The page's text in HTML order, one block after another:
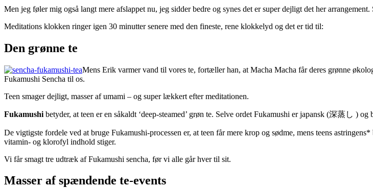
Men jeg føler mig også langt mere afslappet nu, jeg sidder bedre og synes det er super dejligt det her
Meditations klokken ringer igen 30 minutter senere med den fineste, rene klokkelyd og det er tid til:
Den grønne te
Mens Erik varmer vand til vores te, fortæller han, at Macha Macha får deres grønne
Fukamushi Sencha til os.
Teen smager dejligt, masser af umami – og super lækkert efter meditationen.
Fukamushi betyder, at teen er en såkaldt ‘deep-steamed’ grøn te. Selve ordet Fukamushi er japansk (深蒸し ) og
De vigtigste fordele ved at bruge Fukamushi-processen er, at teen får mere krop og sødme, mens teens
vitamin- og klorofyl indhold stiger.
Vi får smagt tre udtræk af Fukamushi sencha, før vi alle går hver til sit.
Masser af spændende te-events